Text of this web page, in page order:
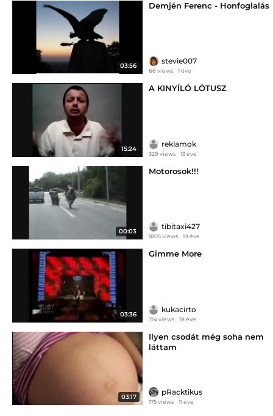
03:56
Demjén Ferenc - Honfoglalás
stevie007
66 views 1 éve
15:24
A KINYÍLÓ LÓTUSZ
reklamok
329 views 13 éve
00:03
Motorosok!!!
tibitaxi427
1805 views 19 éve
03:36
Gimme More
kukacirto
714 views 18 éve
03:17
Ilyen csodát még soha nem
láttam
pRacktikus
175 views 11 éve